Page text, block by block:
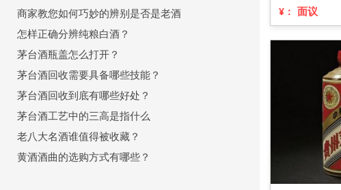
商家教您如何巧妙的辨别是否是老酒
怎样正确分辨纯粮白酒？
茅台酒瓶盖怎么打开？
茅台酒回收需要具备哪些技能？
茅台酒回收到底有哪些好处？
茅台酒工艺中的三高是指什么
老八大名酒谁值得被收藏？
黄酒酒曲的选购方式有哪些？
¥： 面议